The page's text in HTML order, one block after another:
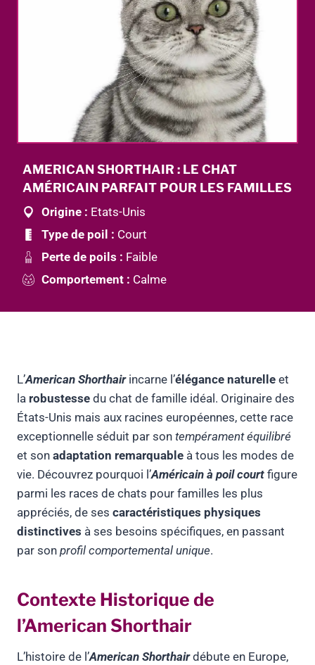
AMERICAN SHORTHAIR : LE CHAT
AMÉRICAIN PARFAIT POUR LES FAMILLES
Origine : Etats-Unis
Type de poil : Court
Perte de poils : Faible
Comportement : Calme
L’American Shorthairincarne l’élégance naturelle et
la robustesse du chat de famille idéal. Originaire des
États-Unis mais aux racines européennes, cette race
exceptionnelle séduit par son tempérament équilibré
et son adaptation remarquable à tous les modes de
vie. Découvrez pourquoi l’Américain à poil court figure
parmi les races de chats pour familles les plus
appréciés, de ses caractéristiques physiques
distinctives à ses besoins spécifiques, en passant
par son profil comportemental unique.
Contexte Historique de
l’American Shorthair
L’histoire de l’American Shorthairdébute en Europe,